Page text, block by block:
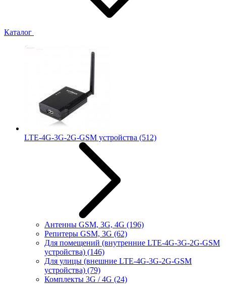
Каталог
LTE-4G-3G-2G-GSM устройства (512)
Антенны GSM, 3G, 4G (196)
Репитеры GSM, 3G (62)
Для помещений (внутренние LTE-4G-3G-2G-GSM
устройства) (146)
Для улицы (внешние LTE-4G-3G-2G-GSM
устройства) (79)
Комплекты 3G / 4G (24)